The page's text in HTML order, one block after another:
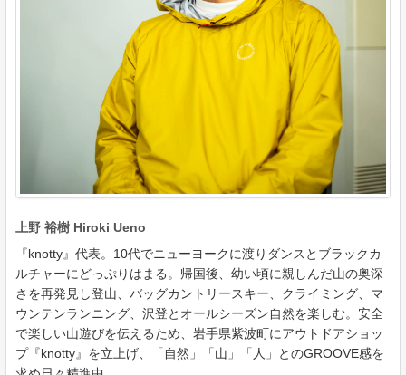
上野 裕樹 Hiroki Ueno
『knotty』代表。10代でニューヨークに渡りダンスとブラックカ
ルチャーにどっぷりはまる。帰国後、幼い頃に親しんだ山の奥深
さを再発見し登山、バッグカントリースキー、クライミング、マ
ウンテンランニング、沢登とオールシーズン自然を楽しむ。安全
で楽しい山遊びを伝えるため、岩手県紫波町にアウトドアショッ
プ『knotty』を立上げ、「自然」「山」「人」とのGROOVE感を